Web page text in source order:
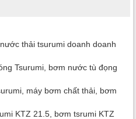
thải tsurumi doanh doanh
Tsurumi, bơm nước tù đọng
máy bơm chất thải, bơm
KTZ 21.5, bơm tsrumi KTZ